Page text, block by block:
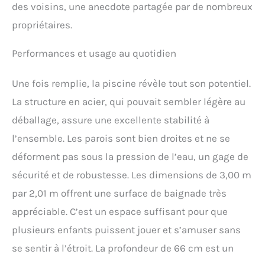
des voisins, une anecdote partagée par de nombreux
propriétaires.
Performances et usage au quotidien
Une fois remplie, la piscine révèle tout son potentiel.
La structure en acier, qui pouvait sembler légère au
déballage, assure une excellente stabilité à
l’ensemble. Les parois sont bien droites et ne se
déforment pas sous la pression de l’eau, un gage de
sécurité et de robustesse. Les dimensions de 3,00 m
par 2,01 m offrent une surface de baignade très
appréciable. C’est un espace suffisant pour que
plusieurs enfants puissent jouer et s’amuser sans
se sentir à l’étroit. La profondeur de 66 cm est un